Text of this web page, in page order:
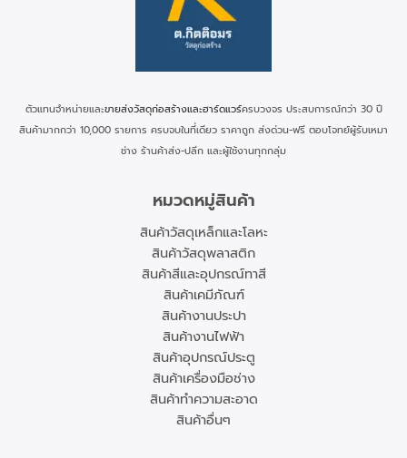
ตัวแทนจำหน่ายและขายส่งวัสดุก่อสร้างและฮาร์ดแวร์ครบวงจร ประสบการณ์กว่า 30 ปี
สินค้ามากกว่า 10,000 รายการ ครบจบในที่เดียว ราคาถูก ส่งด่วน-ฟรี ตอบโจทย์ผู้รับเหมา
ช่าง ร้านค้าส่ง-ปลีก และผู้ใช้งานทุกกลุ่ม
หมวดหมู่สินค้า
สินค้าวัสดุเหล็กและโลหะ
สินค้าวัสดุพลาสติก
สินค้าสีและอุปกรณ์ทาสี
สินค้าเคมีภัณฑ์
สินค้างานประปา
สินค้างานไฟฟ้า
สินค้าอุปกรณ์ประตู
สินค้าเครื่องมือช่าง
สินค้าทำความสะอาด
สินค้าอื่นๆ